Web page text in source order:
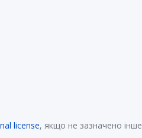
license, якщо не зазначено інше